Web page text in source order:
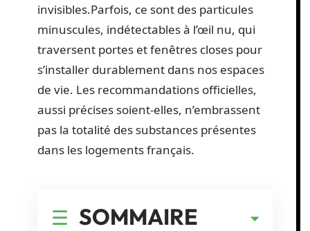
invisibles.Parfois, ce sont des particules
minuscules, indétectables à l’œil nu, qui
traversent portes et fenêtres closes pour
s’installer durablement dans nos espaces
de vie. Les recommandations officielles,
aussi précises soient-elles, n’embrassent
pas la totalité des substances présentes
dans les logements français.
SOMMAIRE